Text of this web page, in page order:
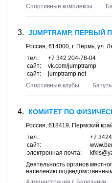
Спортивные комплексы
JUMPTRAMP,
Россия, 614000, г. Пермь, ул.
тел.:
+7 342 204-78-04
сайт:
vk.com/jumptramp
сайт:
jumptramp.net
Спортивные клубы
Батуты
КОМИТЕТ ПО
Россия, 618419, Пермский
тел.:
+7
сайт:
электронная почта:
Деятельность органов
населению